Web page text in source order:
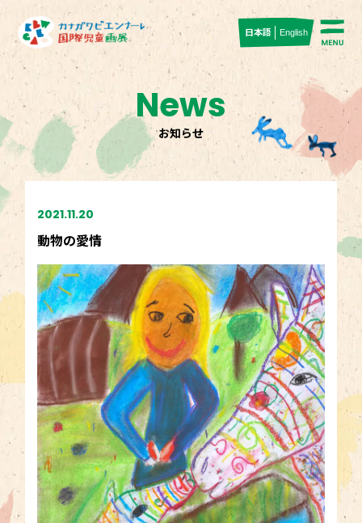
English
日本語
News
お知らせ
2021.11.20
動物の愛情